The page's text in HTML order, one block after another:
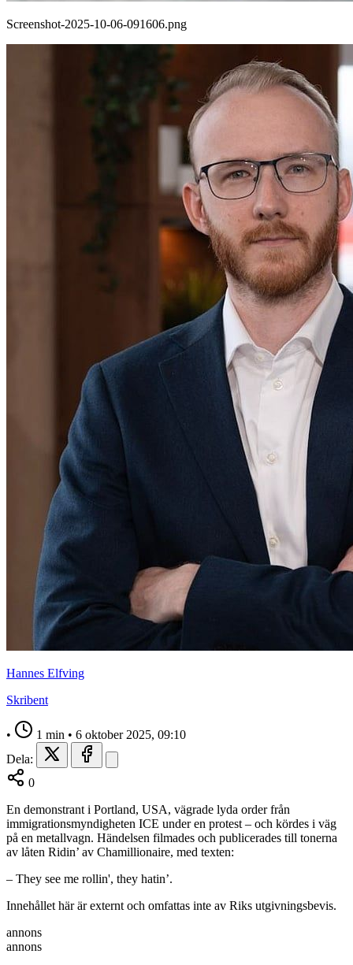
Screenshot-2025-10-06-091606.png
Hannes Elfving
Skribent
• 1 min • 6 oktober 2025, 09:10
Dela:
0
En demonstrant i Portland, USA, vägrade lyda order från
immigrationsmyndigheten ICE under en protest – och kördes i väg
på en metallvagn. Händelsen filmades och publicerades till tonerna
av låten Ridin’ av Chamillionaire, med texten:
– They see me rollin', they hatin’.
Innehållet här är externt och omfattas inte av Riks utgivningsbevis.
annons
annons